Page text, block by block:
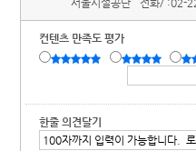
서울시설공단 전화/ :02-
컨텐츠 만족도 평가
한줄 의견달기